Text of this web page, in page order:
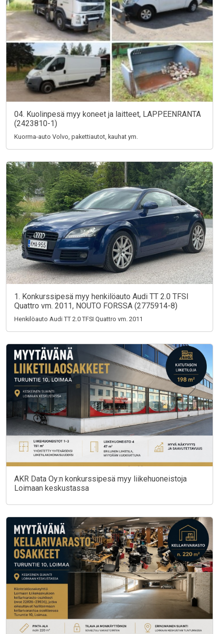
04. Kuolinpesä myy koneet ja laitteet, LAPPEENRANTA
(2423810-1)
Kuorma-auto Volvo, pakettiautot, kauhat ym.
1. Konkurssipesä myy henkilöauto Audi TT 2.0 TFSI
Quattro vm. 2011, NOUTO FORSSA (2775914-8)
Henkilöauto Audi TT 2.0 TFSI Quattro vm. 2011
AKR Data Oy:n konkurssipesä myy liikehuoneistoja
Loimaan keskustassa